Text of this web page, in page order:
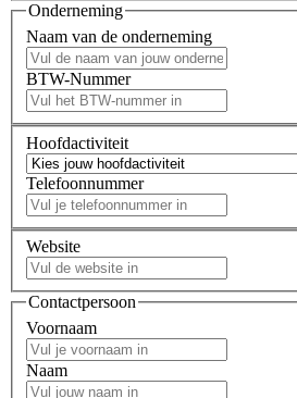
Onderneming
Naam van de onderneming
BTW-Nummer
Hoofdactiviteit
Telefoonnummer
Website
Contactpersoon
Voornaam
Naam